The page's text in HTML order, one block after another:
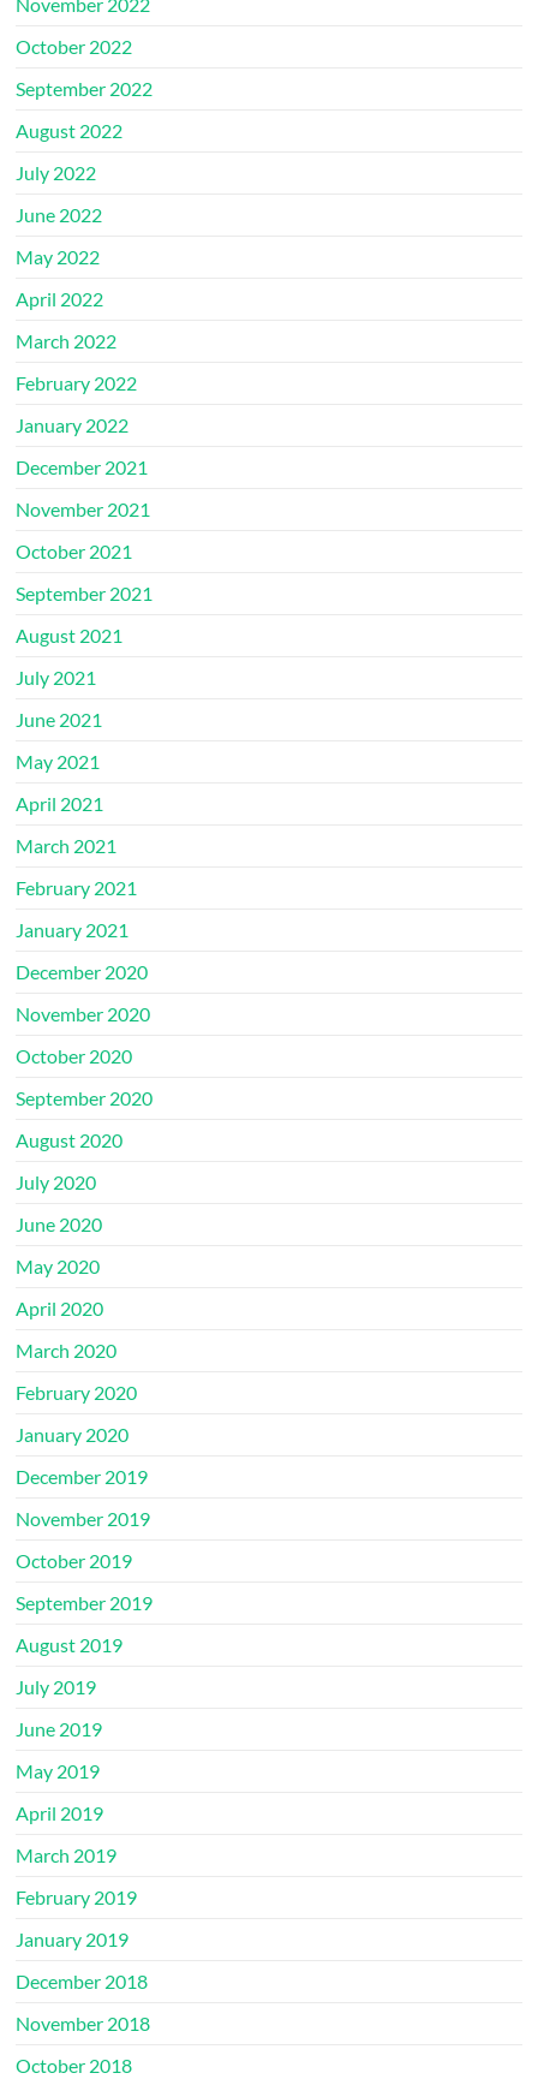
October 2022
September 2022
August 2022
July 2022
June 2022
May 2022
April 2022
March 2022
February 2022
January 2022
December 2021
November 2021
October 2021
September 2021
August 2021
July 2021
June 2021
May 2021
April 2021
March 2021
February 2021
January 2021
December 2020
November 2020
October 2020
September 2020
August 2020
July 2020
June 2020
May 2020
April 2020
March 2020
February 2020
January 2020
December 2019
November 2019
October 2019
September 2019
August 2019
July 2019
June 2019
May 2019
April 2019
March 2019
February 2019
January 2019
December 2018
November 2018
October 2018